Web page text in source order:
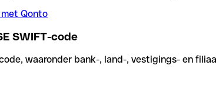
Qonto
SWIFT-code
waaronder bank-, land-, vestigings- en